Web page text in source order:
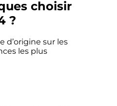
choisir
?
d’origine sur les
les plus